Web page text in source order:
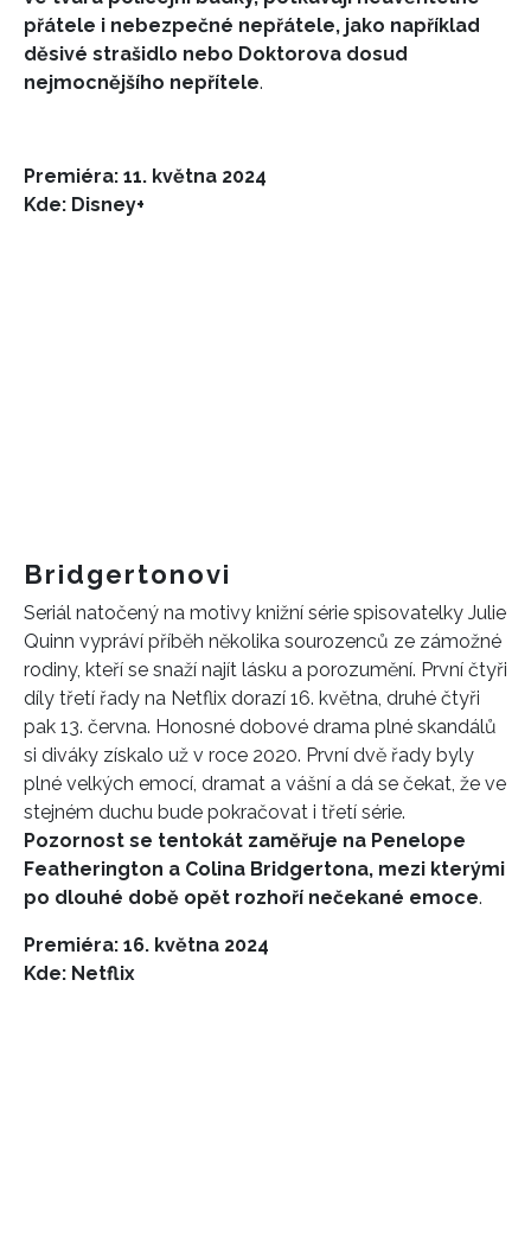
přátele i nebezpečné nepřátele, jako například
děsivé strašidlo nebo Doktorova dosud
nejmocnějšího nepřítele.
Premiéra: 11. května 2024
Kde: Disney+
Bridgertonovi
Seriál natočený na motivy knižní série spisovatelky Julie
Quinn vypráví příběh několika sourozenců ze zámožné
rodiny, kteří se snaží najít lásku a porozumění. První čtyři
díly třetí řady na Netflix dorazí 16. května, druhé čtyři
pak 13. června. Honosné dobové drama plné skandálů
si diváky získalo už v roce 2020. První dvě řady byly
plné velkých emocí, dramat a vášní a dá se čekat, že ve
stejném duchu bude pokračovat i třetí série.
Pozornost se tentokát zaměřuje na Penelope
Featherington a Colina Bridgertona, mezi kterými
po dlouhé době opět rozhoří nečekané emoce.
Premiéra: 16. května 2024
Kde: Netflix